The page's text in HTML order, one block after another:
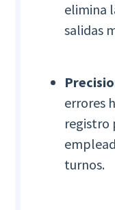
elimina
salidas
errores
registro
turnos.